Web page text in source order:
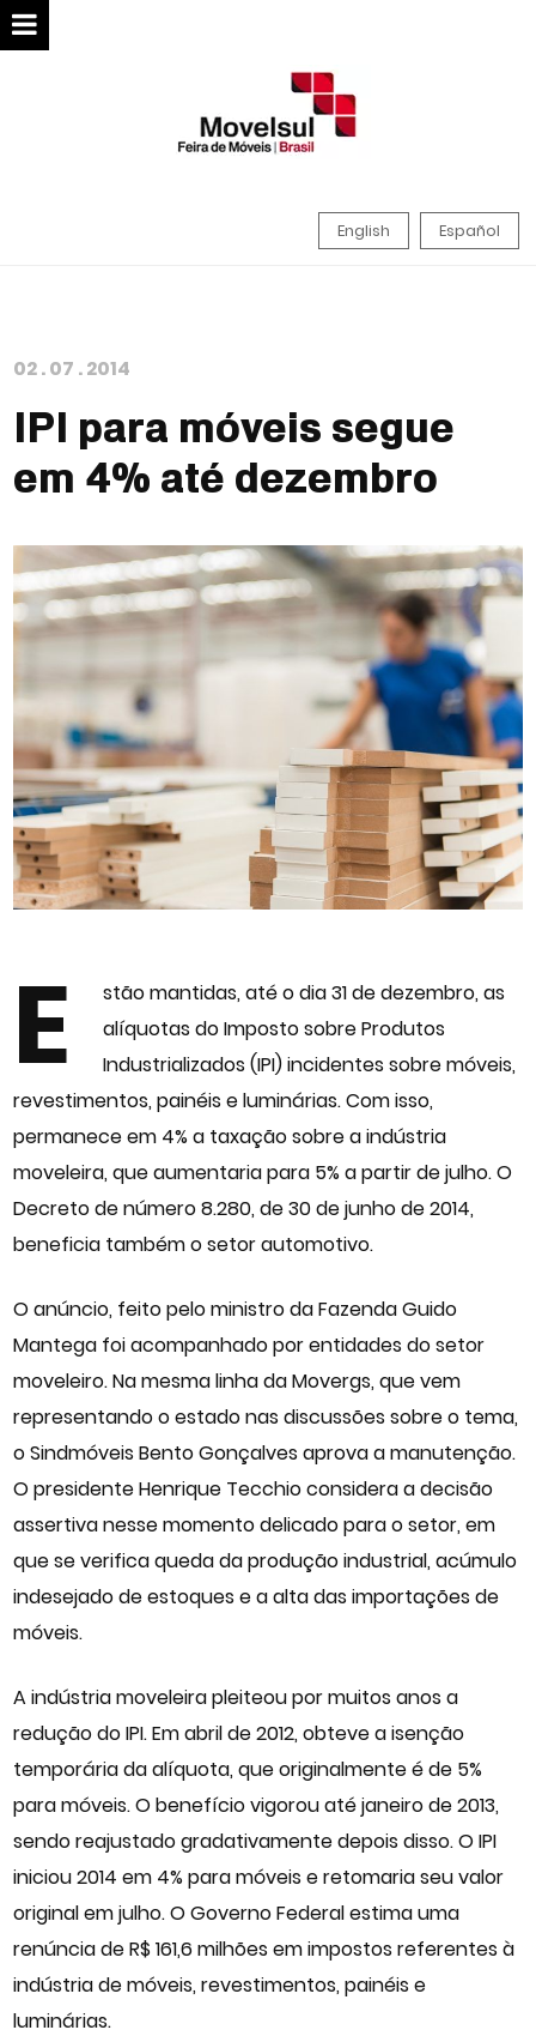
English Español
02.07 .2014
IPI para móveis segue
em 4% até dezembro
E
stão mantidas, até o dia 31 de dezembro, as
alíquotas do Imposto sobre Produtos
Industrializados (IPI) incidentes sobre móveis,
revestimentos, painéis e luminárias. Com isso,
permanece em 4% a taxação sobre a indústria
moveleira, que aumentaria para 5% a partir de julho. O
Decreto de número 8.280, de 30 de junho de 2014,
beneficia também o setor automotivo.
O anúncio, feito pelo ministro da Fazenda Guido
Mantega foi acompanhado por entidades do setor
moveleiro. Na mesma linha da Movergs, que vem
representando o estado nas discussões sobre o tema,
o Sindmóveis Bento Gonçalves aprova a manutenção.
O presidente Henrique Tecchio considera a decisão
assertiva nesse momento delicado para o setor, em
que se verifica queda da produção industrial, acúmulo
indesejado de estoques e a alta das importações de
móveis.
A indústria moveleira pleiteou por muitos anos a
redução do IPI. Em abril de 2012, obteve a isenção
temporária da alíquota, que originalmente é de 5%
para móveis. O benefício vigorou até janeiro de 2013,
sendo reajustado gradativamente depois disso. O IPI
iniciou 2014 em 4% para móveis e retomaria seu valor
original em julho. O Governo Federal estima uma
renúncia de R$ 161,6 milhões em impostos referentes à
indústria de móveis, revestimentos, painéis e
luminárias.